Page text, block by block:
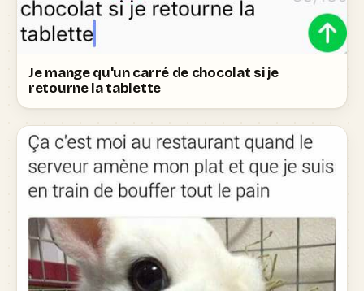
Je mange qu'un carré de chocolat si je
retourne la tablette